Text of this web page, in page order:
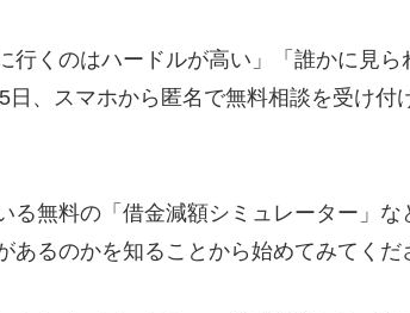
行くのはハードルが高い」「誰かに見
、スマホから匿名で無料相談を受け付
る無料の「借金減額シミュレーター」
あるのかを知ることから始めてみてくだ